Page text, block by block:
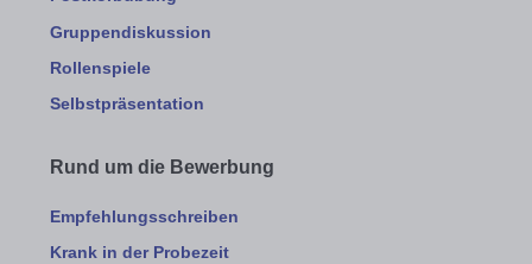
Gruppendiskussion
Rollenspiele
Selbstpräsentation
Rund um die Bewerbung
Empfehlungsschreiben
Krank in der Probezeit